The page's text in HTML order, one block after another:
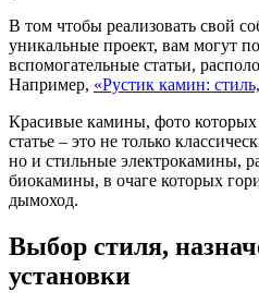
В том чтобы реализовать свой
уникальные проект, вам могут
вспомогательные статьи,
Например, «Рустик камин:
Красивые камины, фото
статье – это не только
но и стильные электрокамины,
биокамины, в очаге которых
дымоход.
Выбор стиля,
установки